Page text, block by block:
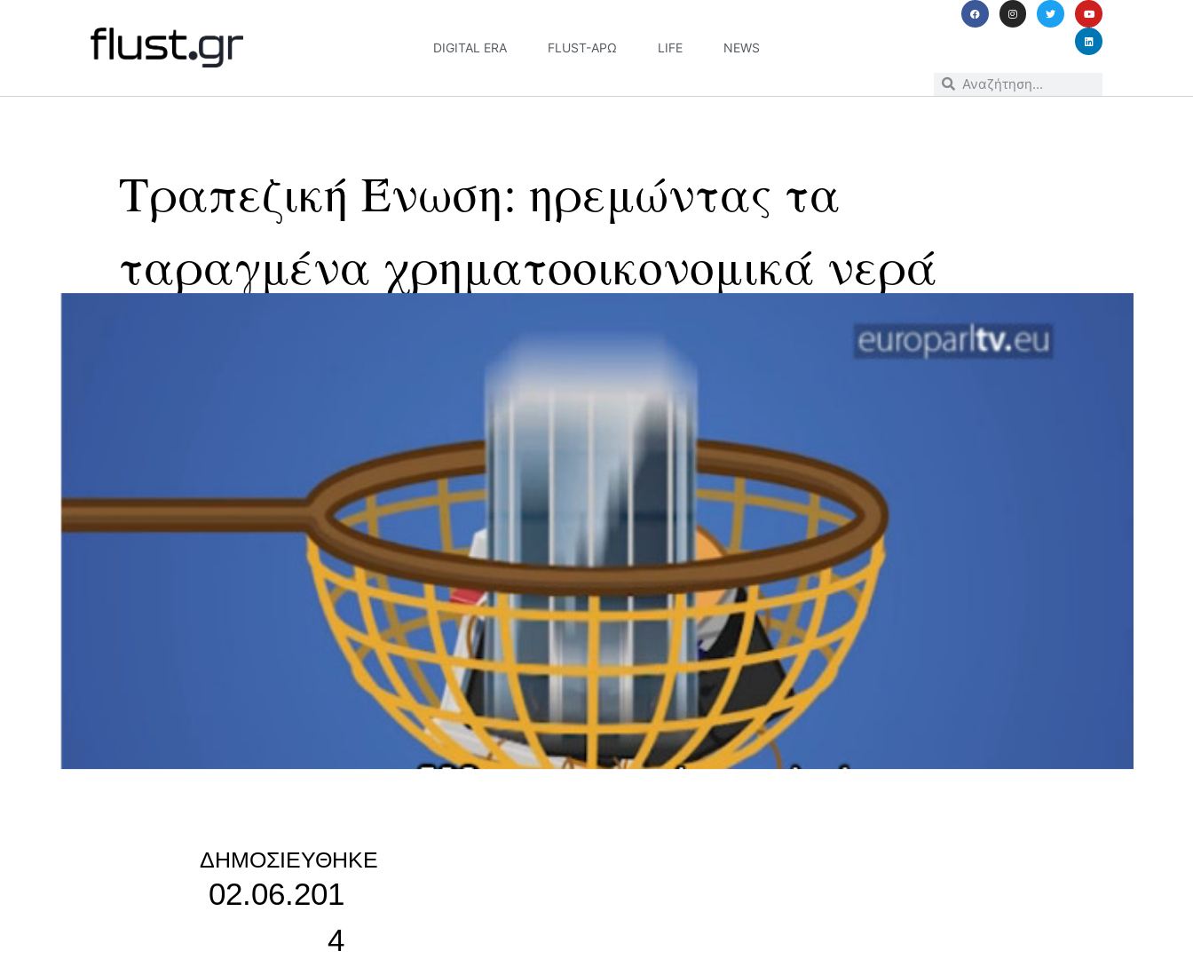
DIGITAL ERA FLUST-ΆΡΩ LIFE NEWS
Τραπεζική Ένωση: ηρεμώντας τα
ταραγμένα χρηματοοικονομικά νερά
ΔΗΜΟΣΙΕΎΘΗΚΕ
02.06.201
4